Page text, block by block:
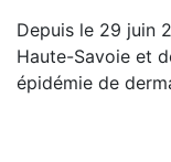
Depuis le 29 juin
Haute-Savoie et
épidémie de